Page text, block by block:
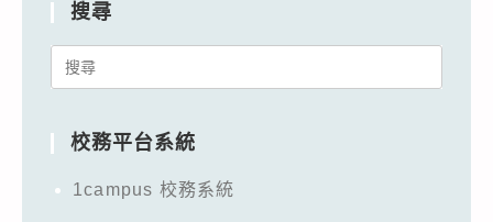
搜尋
Search
校務平台系統
1campus 校務系統